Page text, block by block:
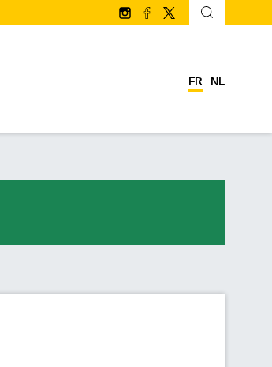
Suivez-nous sur Instagram
Suivez-nous sur
Suivez-nous sur
FR NL